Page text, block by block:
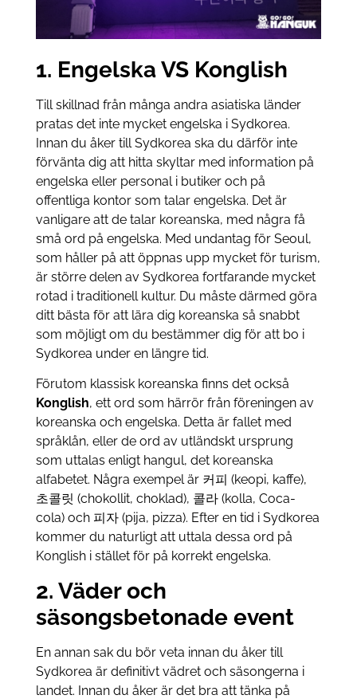
1. Engelska VS Konglish
Till skillnad från många andra asiatiska länder
pratas det inte mycket engelska i Sydkorea.
Innan du åker till Sydkorea ska du därför inte
förvänta dig att hitta skyltar med information på
engelska eller personal i butiker och på
offentliga kontor som talar engelska. Det är
vanligare att de talar koreanska, med några få
små ord på engelska. Med undantag för Seoul,
som håller på att öppnas upp mycket för turism,
är större delen av Sydkorea fortfarande mycket
rotad i traditionell kultur. Du måste därmed göra
ditt bästa för att lära dig koreanska så snabbt
som möjligt om du bestämmer dig för att bo i
Sydkorea under en längre tid.
Förutom klassisk koreanska finns det också
Konglish, ett ord som härrör från föreningen av
koreanska och engelska. Detta är fallet med
språklån, eller de ord av utländskt ursprung
som uttalas enligt hangul, det koreanska
alfabetet. Några exempel är 커피 (keopi, kaffe),
초콜릿 (chokollit, choklad), 콜라 (kolla, Coca-
cola) och 피자 (pija, pizza). Efter en tid i Sydkorea
kommer du naturligt att uttala dessa ord på
Konglish i stället för på korrekt engelska.
2. Väder och
säsongsbetonade event
En annan sak du bör veta innan du åker till
Sydkorea är definitivt vädret och säsongerna i
landet. Innan du åker är det bra att tänka på